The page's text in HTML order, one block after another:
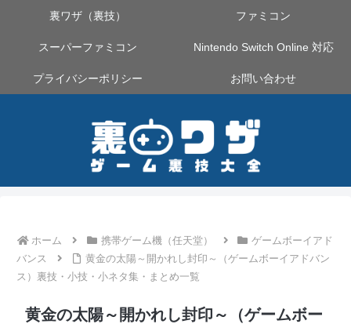
裏ワザ（裏技） ファミコン
スーパーファミコン Nintendo Switch Online 対応
プライバシーポリシー お問い合わせ
ホーム 携帯ゲーム機（任天堂）
ゲームボーイアド
バンス
黄金の太陽～開かれし封印～（ゲームボーイアドバン
ス）裏技・小技・小ネタ集・まとめ一覧
黄金の太陽～開かれし封印～（ゲームボー